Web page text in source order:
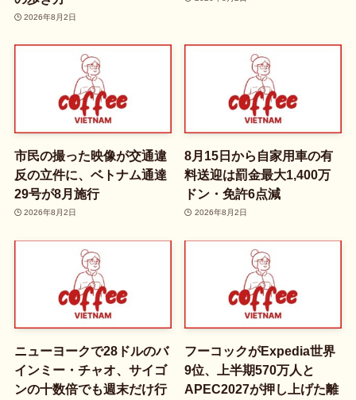
2026年8月2日
市民の撮った映像が交通違
反の立件に、ベトナム通達
29号が8月施行
2026年8月2日
8月15日から自家用車の有
料送迎は罰金最大1,400万
ドン・免許6点減
2026年8月2日
ニューヨークで28ドルのバ
インミー・チャオ、サイゴ
ンの十数倍でも週末だけ行
フーコックがExpedia世界
9位、上半期570万人と
APEC2027が押し上げた離